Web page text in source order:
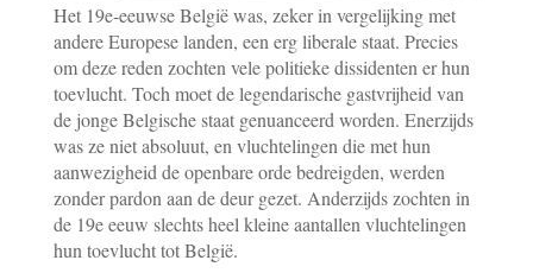
Het 19e-eeuwse België was, zeker in vergelijking met
andere Europese landen, een erg liberale staat. Precies
om deze reden zochten vele politieke dissidenten er hun
toevlucht. Toch moet de legendarische gastvrijheid van
de jonge Belgische staat genuanceerd worden. Enerzijds
was ze niet absoluut, en vluchtelingen die met hun
aanwezigheid de openbare orde bedreigden, werden
zonder pardon aan de deur gezet. Anderzijds zochten in
de 19e eeuw slechts heel kleine aantallen vluchtelingen
hun toevlucht tot België.